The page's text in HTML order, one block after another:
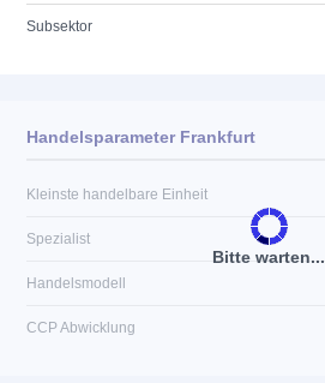
Subsektor
Bitte warten...
Handelsparameter Frankfurt
Kleinste handelbare Einheit
Spezialist
Handelsmodell
CCP Abwicklung